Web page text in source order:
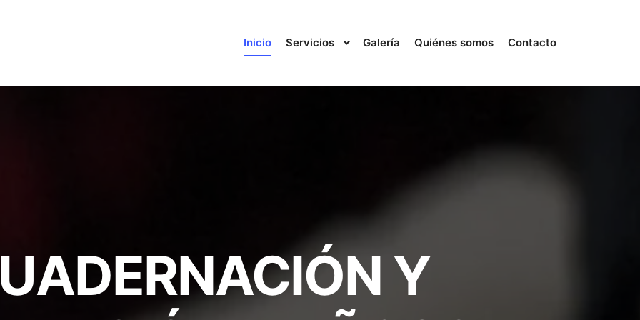
Inicio Servicios Galería Quiénes somos Contacto
Y